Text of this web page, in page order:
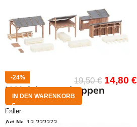
-24%
N Holzlagerschuppen
Faller
Art.Nr. 13-232373
19,50€ 14,80€
IN DEN WARENKORB